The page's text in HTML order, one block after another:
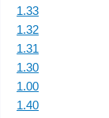
1.33
1.32
1.31
1.30
1.00
1.40